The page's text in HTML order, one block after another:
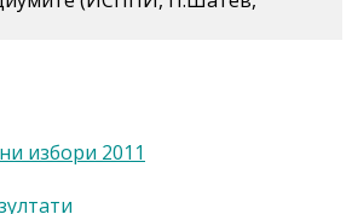
избори 2011